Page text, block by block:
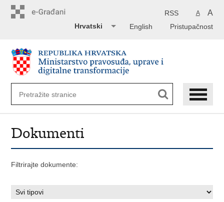
A A
RSS
Pristupačnost
English
Hrvatski
Dokumenti
Filtrirajte dokumente: